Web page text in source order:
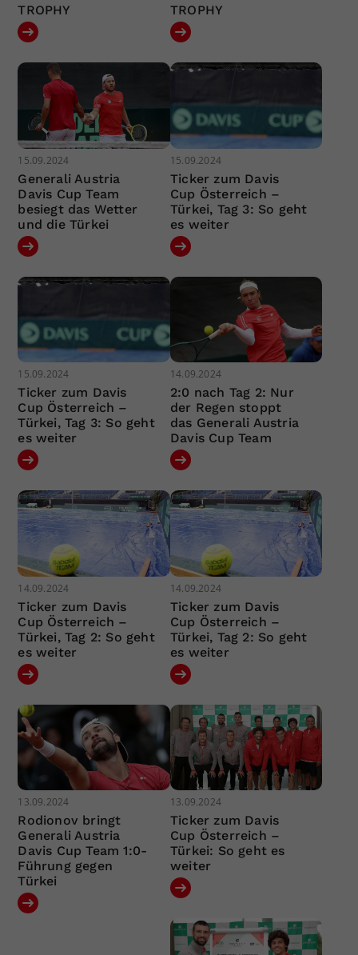
TROPHY
TROPHY
15.09.2024
Generali Austria
Davis Cup Team
besiegt das Wetter
und die Türkei
15.09.2024
Ticker zum Davis
Cup Österreich –
Türkei, Tag 3: So geht
es weiter
15.09.2024
Ticker zum Davis
Cup Österreich –
Türkei, Tag 3: So geht
es weiter
14.09.2024
2:0 nach Tag 2: Nur
der Regen stoppt
das Generali Austria
Davis Cup Team
14.09.2024
Ticker zum Davis
Cup Österreich –
Türkei, Tag 2: So geht
es weiter
14.09.2024
Ticker zum Davis
Cup Österreich –
Türkei, Tag 2: So geht
es weiter
13.09.2024
Rodionov bringt
Generali Austria
Davis Cup Team 1:0-
Führung gegen
Türkei
13.09.2024
Ticker zum Davis
Cup Österreich –
Türkei: So geht es
weiter